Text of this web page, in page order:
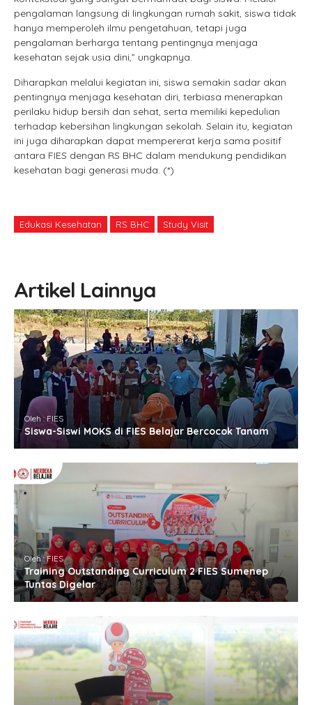
pengalaman langsung di lingkungan rumah sakit, siswa tidak
hanya memperoleh ilmu pengetahuan, tetapi juga
pengalaman berharga tentang pentingnya menjaga
kesehatan sejak usia dini,” ungkapnya.
Diharapkan melalui kegiatan ini, siswa semakin sadar akan
pentingnya menjaga kesehatan diri, terbiasa menerapkan
perilaku hidup bersih dan sehat, serta memiliki kepedulian
terhadap kebersihan lingkungan sekolah. Selain itu, kegiatan
ini juga diharapkan dapat mempererat kerja sama positif
antara FIES dengan RS BHC dalam mendukung pendidikan
kesehatan bagi generasi muda. (*)
Edukasi Kesehatan RS BHC Study Visit
Artikel Lainnya
Oleh : FIES
Siswa-Siswi MOKS di FIES Belajar Bercocok Tanam
Oleh : FIES
Training Outstanding Curriculum 2 FIES Sumenep
Tuntas Digelar